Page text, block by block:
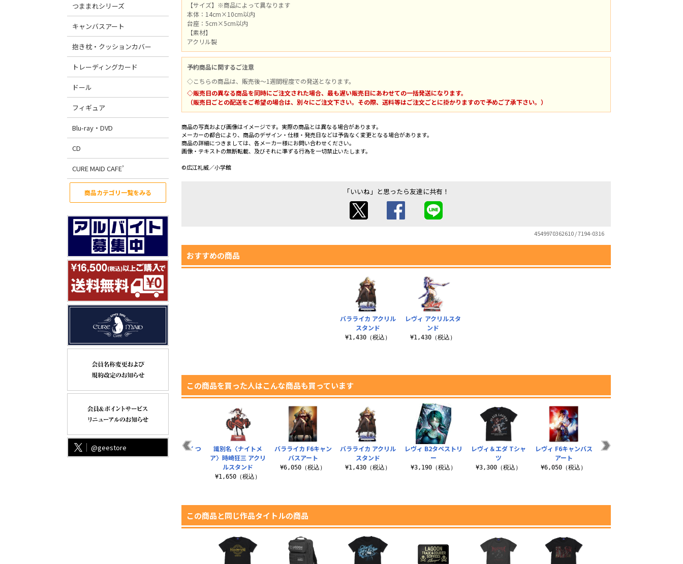
つままれシリーズ
キャンバスアート
抱き枕・クッションカバー
トレーディングカード
ドール
フィギュア
Blu-ray・DVD
CD
CURE MAID CAFE’
商品カテゴリ一覧をみる
@geestore
【サイズ】※商品によって異なります
本体：14cm×10cm以内
台座：5cm×5cm以内
【素材】
アクリル製
予約商品に関するご注意
◇こちらの商品は、販売後～1週間程度での発送となります。
◇販売日の異なる商品を同時にご注文された場合、最も遅い販売日にあわせての一括発送になります。
（販売日ごとの配送をご希望の場合は、別々にご注文下さい。その際、送料等はご注文ごとに掛かりますので予めご了承下さい。）
商品の写真および画像はイメージです。実際の商品とは異なる場合があります。
メーカーの都合により、商品のデザイン・仕様・発売日などは予告なく変更となる場合があります。
商品の詳細につきましては、各メーカー様にお問い合わせください。
画像・テキストの無断転載、及びそれに準ずる行為を一切禁止いたします。
©広江礼威／小学館
「いいね」と思ったら友達に共有！
4549970362610 / 7194-0316
おすすめの商品
バラライカ アクリル
スタンド
¥1,430（税込）
レヴィ アクリルスタ
ンド
¥1,430（税込）
この商品を買った人はこんな商品も買っています
バラライカ アクリル
スタンド
¥1,430（税込）
レヴィ B2タペストリ
ー
¥3,190（税込）
レヴィ＆エダ Tシャ
ツ
¥3,300（税込）
レヴィ F6キャンバス
アート
¥6,050（税込）
エダ Tシャツ
17号 つままれキーホ
ルダー
【推しの子】 アイ つ
ままれ
識別名〈ナイトメ
ア〉時崎狂三 アクリ
ルスタンド
¥1,650（税込）
バラライカ F6キャン
バスアート
¥6,050（税込）
この商品と同じ作品タイトルの商品